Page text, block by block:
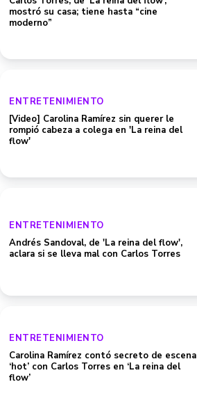
mostró su casa; tiene hasta “cine
moderno”
ENTRETENIMIENTO
[Video] Carolina Ramírez sin querer le
rompió cabeza a colega en 'La reina del
flow'
ENTRETENIMIENTO
Andrés Sandoval, de 'La reina del flow',
aclara si se lleva mal con Carlos Torres
ENTRETENIMIENTO
Carolina Ramírez contó secreto de escena
‘hot’ con Carlos Torres en ‘La reina del
flow’